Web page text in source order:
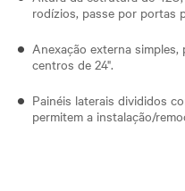
rodízios, passe por portas
Anexação externa
centros de 24".
Painéis laterais divididos
permitem a instalação/